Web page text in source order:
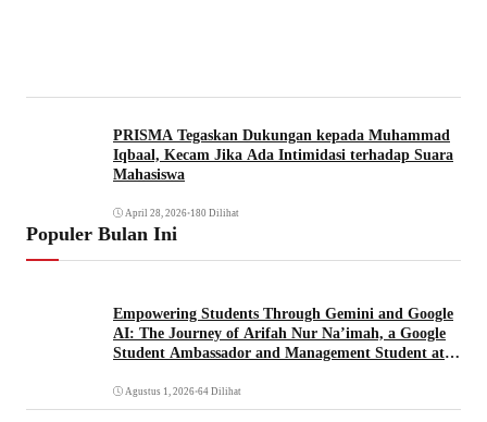
PRISMA Tegaskan Dukungan kepada Muhammad
Iqbaal, Kecam Jika Ada Intimidasi terhadap Suara
Mahasiswa
April 28, 2026•180 Dilihat
Populer Bulan Ini
Empowering Students Through Gemini and Google
AI: The Journey of Arifah Nur Na’imah, a Google
Student Ambassador and Management Student at
Agustus 1, 2026•64 Dilihat